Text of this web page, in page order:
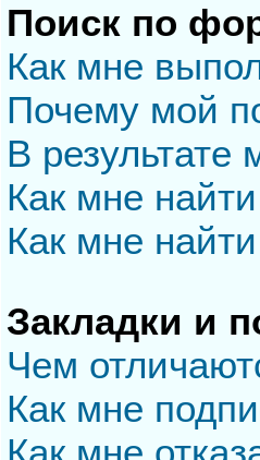
Поиск по
Как мне
Почему мой
В результате
Как мне
Как мне
Закладки и
Чем
Как мне